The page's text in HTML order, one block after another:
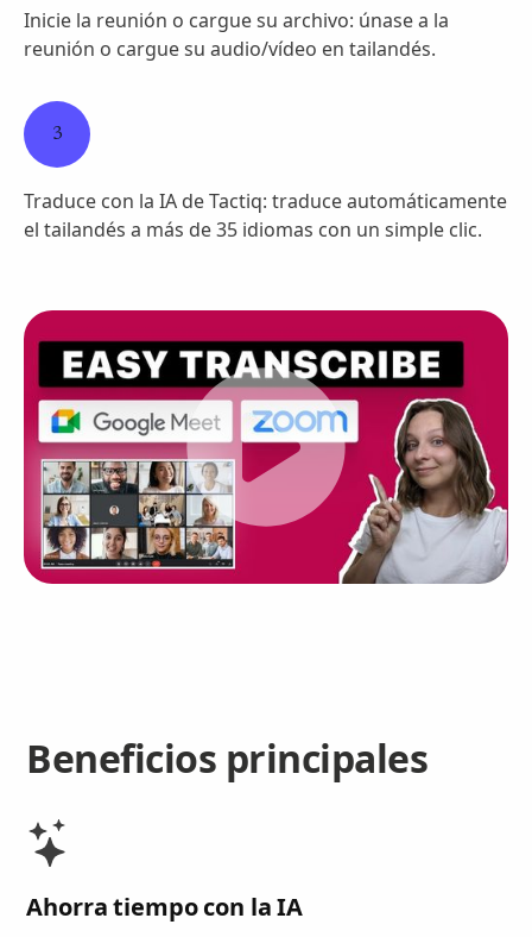
Inicie la reunión o cargue su archivo: únase a la
reunión o cargue su audio/vídeo en tailandés.
3
Traduce con la IA de Tactiq: traduce automáticamente
el tailandés a más de 35 idiomas con un simple clic.
Beneficios principales
Ahorra tiempo con la IA